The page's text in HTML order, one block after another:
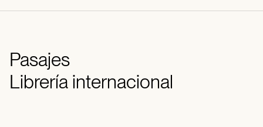
Pasajes
Librería internacional